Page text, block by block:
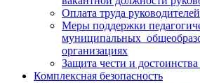
Оплата труда руководителей
Меры поддержки
муниципальных
организациях
Защита чести и достоинства
Комплексная безопасность